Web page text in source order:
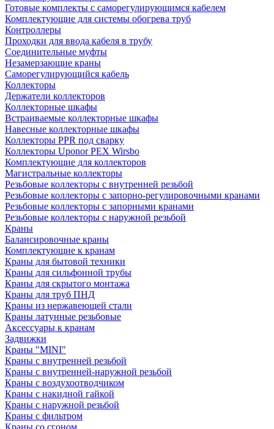
Готовые комплекты с саморегулирующимся кабелем
Комплектующие для системы обогрева труб
Контроллеры
Проходки для ввода кабеля в трубу
Соединительные муфты
Незамерзающие краны
Саморегулирующийся кабель
Коллекторы
Держатели коллекторов
Коллекторные шкафы
Встраиваемые коллекторные шкафы
Навесные коллекторные шкафы
Коллекторы PPR под сварку
Коллекторы Uponor PEX Wirsbo
Комплектующие для коллекторов
Магистральные коллекторы
Резьбовые коллекторы с внутренней резьбой
Резьбовые коллекторы с запорно-регулировочными кранами
Резьбовые коллекторы с запорными кранами
Резьбовые коллекторы с наружной резьбой
Краны
Балансировочные краны
Комплектующие к кранам
Краны для бытовой техники
Краны для сильфонной трубы
Краны для скрытого монтажа
Краны для труб ПНД
Краны из нержавеющей стали
Краны латунные резьбовые
Аксессуары к кранам
Задвижки
Краны "MINI"
Краны с внутренней резьбой
Краны с внутренней-наружной резьбой
Краны с воздухоотводчиком
Краны с накидной гайкой
Краны с наружной резьбой
Краны с фильтром
Краны со сгоном